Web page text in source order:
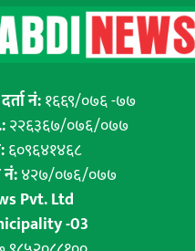
नं:१६६९/०७६ -७७
२२६३६७/०७६/०७७
६०९६४१४६८
नं:४२७/०७६/०७७
Pvt. Ltd
-03